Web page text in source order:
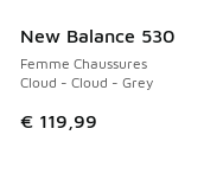
New Balance 530
Femme Chaussures
Cloud - Cloud - Grey
€ 119,99